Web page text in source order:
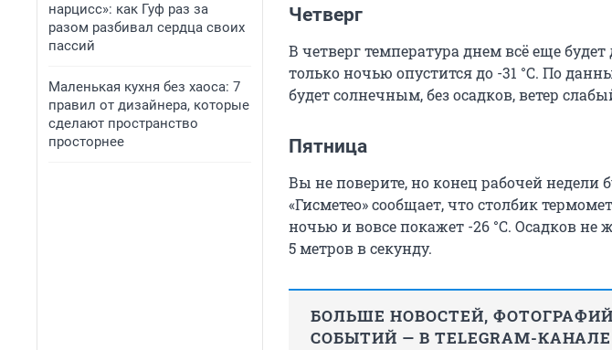
нарцисс»: как Гуф раз за
разом разбивал сердца своих
пассий
Маленькая кухня без хаоса: 7
правил от дизайнера, которые
сделают пространство
просторнее
Четверг
В четверг температура днем всё еще
только ночью опустится до -31 °C. По
будет солнечным, без осадков, ветер
Пятница
Вы не поверите, но конец рабочей
«Гисметео» сообщает, что столбик
ночью и вовсе покажет -26 °C. Осадков не
5 метров в секунду.
БОЛЬШЕ НОВОСТЕЙ,
СОБЫТИЙ — В TELEGRAM-КАНАЛЕ